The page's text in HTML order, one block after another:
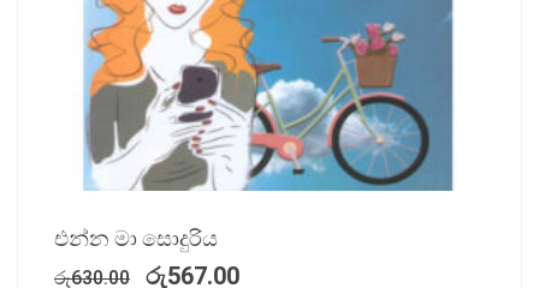
එන්න මා සොදුරිය
රු630.00 රු567.00